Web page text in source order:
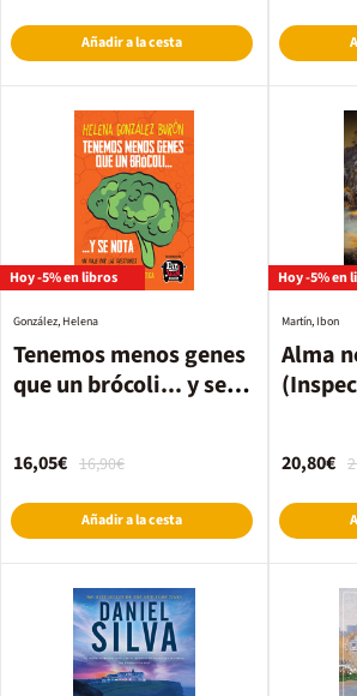
Añadir a la cesta
Hoy -5% en libros
Tenemos menos genes
que un brócoli... y se
González, Helena
16,90€
16,05€
Añadir a la cesta
Hoy -5% en
Alma
Martín, Ibon
20,80€